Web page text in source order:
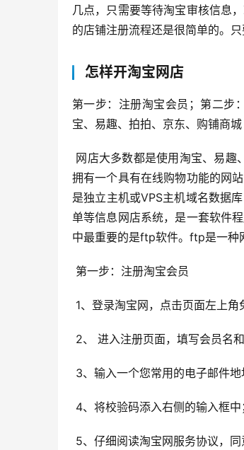
几点，只需要等待淘宝审核信息
的店铺注册流程还是很简单的。
怎样开淘宝网店
第一步：注册淘宝会员；第二步
宝、易趣、拍拍、京东、购铺商
拥有一个具有在线购物功能的网
是独立主机或VPS主机域名数据
单等信息网店系统，是一套软件
中最重要的是ftp软件。ftp是一种
第一步：注册淘宝会员
1、登录淘宝网，点击页面左上角
2、 进入注册页面，填写会员名
3、输入一个您常用的电子邮件地
4、将校验码添入右侧的输入框中
5、仔细阅读淘宝网服务协议，同